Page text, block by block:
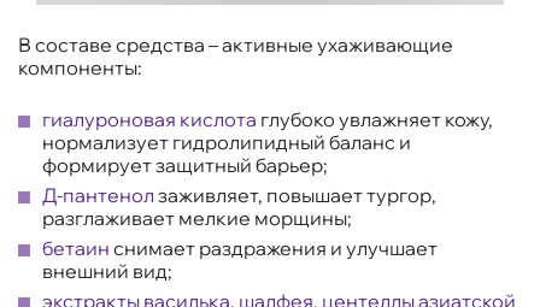
В составе средства – активные ухаживающие
компоненты:
гиалуроновая кислота глубоко увлажняет кожу,
нормализует гидролипидный баланс и
формирует защитный барьер;
Д-пантенол заживляет, повышает тургор,
разглаживает мелкие морщины;
бетаин снимает раздражения и улучшает
внешний вид;
экстракты василька, шалфея, центеллы азиатской